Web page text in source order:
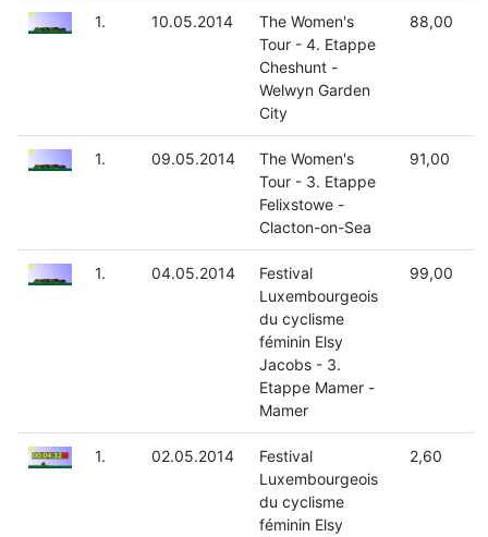
1. 10.05.2014
The Women's
Tour - 4. Etappe
Cheshunt -
Welwyn Garden
City
88,00
1. 09.05.2014
The Women's
Tour - 3. Etappe
Felixstowe -
Clacton-on-Sea
91,00
1. 04.05.2014
Festival
Luxembourgeois
du cyclisme
féminin Elsy
Jacobs - 3.
Etappe Mamer -
Mamer
99,00
1. 02.05.2014
Festival
Luxembourgeois
du cyclisme
féminin Elsy
2,60